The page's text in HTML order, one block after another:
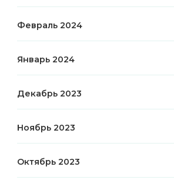
Февраль 2024
Январь 2024
Декабрь 2023
Ноябрь 2023
Октябрь 2023